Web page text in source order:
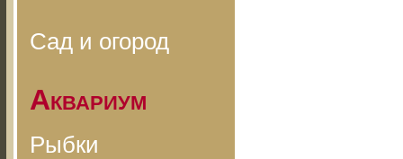
Сад и огород
Аквариум
Рыбки